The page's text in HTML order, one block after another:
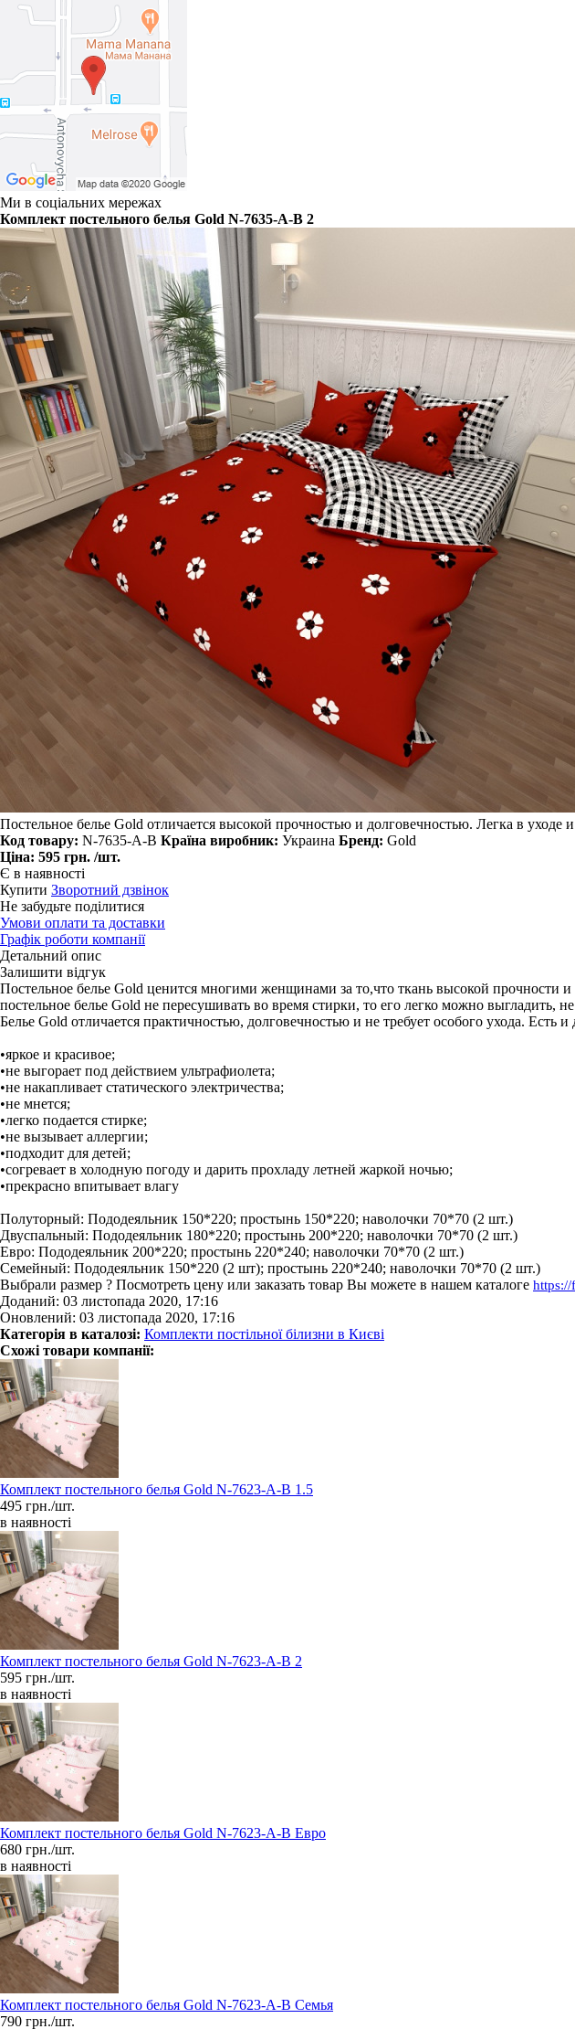
Ми в соціальних мережах
Комплект постельного белья Gold N-7635-A-B 2
Постельное белье Gold отличается высокой прочностью и долговечностью. Легка в уходе
Код товару: N-7635-A-B Країна виробник: Украина Бренд: Gold
Ціна: 595 грн. /шт.
Є в наявності
Купити Зворотний дзвінок
Не забудьте поділитися
Умови оплати та доставки
Графік роботи компанії
Детальний опис
Залишити відгук
Постельное белье Gold ценится многими женщинами за то,что ткань высокой прочности
постельное белье Gold не пересушивать во время стирки, то его легко можно выгладить,
Белье Gold отличается практичностью, долговечностью и не требует особого ухода.
•яркое и красивое;
•не выгорает под действием ультрафиолета;
•не накапливает статического электричества;
•не мнется;
•легко подается стирке;
•не вызывает аллергии;
•подходит для детей;
•согревает в холодную погоду и дарить прохладу летней жаркой ночью;
•прекрасно впитывает влагу
Полуторный: Пододеяльник 150*220; простынь 150*220; наволочки 70*70 (2 шт.)
Двуспальный: Пододеяльник 180*220; простынь 200*220; наволочки 70*70 (2 шт.)
Евро: Пододеяльник 200*220; простынь 220*240; наволочки 70*70 (2 шт.)
Семейный: Пододеяльник 150*220 (2 шт); простынь 220*240; наволочки 70*70 (2 шт.)
Выбрали размер ? Посмотреть цену или заказать товар Вы можете в нашем каталоге
Доданий: 03 листопада 2020, 17:16
Оновлений: 03 листопада 2020, 17:16
Категорія в каталозі: Комплекти постільної білизни в Києві
Схожі товари компанії:
Комплект постельного белья Gold N-7623-A-B 1.5
495 грн./шт.
в наявності
Комплект постельного белья Gold N-7623-A-B 2
595 грн./шт.
в наявності
Комплект постельного белья Gold N-7623-A-B Евро
680 грн./шт.
в наявності
Комплект постельного белья Gold N-7623-A-B Семья
790 грн./шт.